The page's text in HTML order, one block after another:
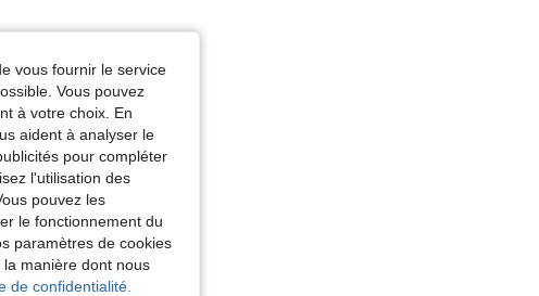
vous fournir le service
Vous pouvez
à votre choix. En
aident à analyser le
pour compléter
l'utilisation des
pouvez les
le fonctionnement du
paramètres de cookies
manière dont nous
de confidentialité.